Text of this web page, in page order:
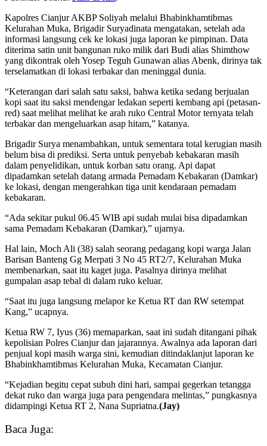
Kapolres Cianjur AKBP Soliyah melalui Bhabinkhamtibmas
Kelurahan Muka, Brigadir Suryadinata mengatakan, setelah ada
informasi langsung cek ke lokasi juga laporan ke pimpinan. Data
diterima satin unit bangunan ruko milik dari Budi alias Shimthow
yang dikontrak oleh Yosep Teguh Gunawan alias Abenk, dirinya tak
terselamatkan di lokasi terbakar dan meninggal dunia.
“Keterangan dari salah satu saksi, bahwa ketika sedang berjualan
kopi saat itu saksi mendengar ledakan seperti kembang api (petasan-
red) saat melihat melihat ke arah ruko Central Motor ternyata telah
terbakar dan mengeluarkan asap hitam,” katanya.
Brigadir Surya menambahkan, untuk sementara total kerugian masih
belum bisa di prediksi. Serta untuk penyebab kebakaran masih
dalam penyelidikan, untuk korban satu orang. Api dapat
dipadamkan setelah datang armada Pemadam Kebakaran (Damkar)
ke lokasi, dengan mengerahkan tiga unit kendaraan pemadam
kebakaran.
“Ada sekitar pukul 06.45 WIB api sudah mulai bisa dipadamkan
sama Pemadam Kebakaran (Damkar),” ujarnya.
Hal lain, Moch Ali (38) salah seorang pedagang kopi warga Jalan
Barisan Banteng Gg Merpati 3 No 45 RT2/7, Kelurahan Muka
membenarkan, saat itu kaget juga. Pasalnya dirinya melihat
gumpalan asap tebal di dalam ruko keluar.
“Saat itu juga langsung melapor ke Ketua RT dan RW setempat
Kang,” ucapnya.
Ketua RW 7, Iyus (36) memaparkan, saat ini sudah ditangani pihak
kepolisian Polres Cianjur dan jajarannya. Awalnya ada laporan dari
penjual kopi masih warga sini, kemudian ditindaklanjut laporan ke
Bhabinkhamtibmas Kelurahan Muka, Kecamatan Cianjur.
“Kejadian begitu cepat subuh dini hari, sampai gegerkan tetangga
dekat ruko dan warga juga para pengendara melintas,” pungkasnya
didampingi Ketua RT 2, Nana Supriatna.(Jay)
Baca Juga: